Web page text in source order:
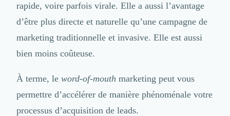
Logiciel Commercial
Assurance
Expertise Comptable
Droit des Affaires
Externalisation Administrative
Direction Financière Externalisée (DAF)
Transactions Services
rapide, voire parfois virale. Elle a aussi l’avantage
d’être plus directe et naturelle qu’une campagne de
marketing traditionnelle et invasive. Elle est aussi
bien moins coûteuse.
À terme, le word-of-mouth marketing peut vous
permettre d’accélérer de manière phénoménale votre
processus d’acquisition de leads.